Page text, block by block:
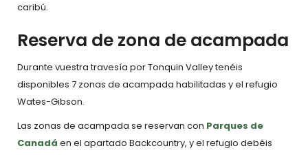
caribú.
Reserva de zona de acampada
Durante vuestra travesía por Tonquin Valley tenéis
disponibles 7 zonas de acampada habilitadas y el refugio
Wates-Gibson.
Las zonas de acampada se reservan con Parques de
Canadá en el apartado Backcountry, y el refugio debéis